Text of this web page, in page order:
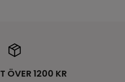
ÖVER 1200 KR